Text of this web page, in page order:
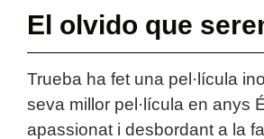
El olvido que
Trueba ha fet una pel·lícula
seva millor pel·lícula en anys
apassionat i desbordant a la